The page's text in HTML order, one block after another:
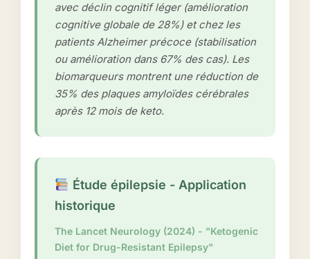
avec déclin cognitif léger (amélioration
cognitive globale de 28%) et chez les
patients Alzheimer précoce (stabilisation
ou amélioration dans 67% des cas). Les
biomarqueurs montrent une réduction de
35% des plaques amyloïdes cérébrales
après 12 mois de keto.
Étude épilepsie - Application
historique
The Lancet Neurology (2024) - "Ketogenic
Diet for Drug-Resistant Epilepsy"